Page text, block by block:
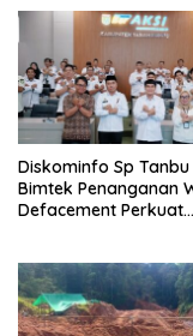
Diskominfo Sp
Bimtek Penanganan
Defacement Perkuat